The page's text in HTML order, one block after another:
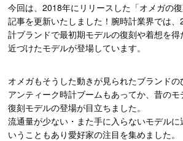
今回は、2018年にリリースした「オメガの復
記事を更新いたしました！腕時計業界では
計ブランドで最初期モデルの復刻や着想を
近づけたモデルが登場しています。
オメガもそうした動きが見られたブランド
アンティーク時計ブームもあってか、昔の
復刻モデルの登場が目立ちました。
流通量が少ない・また手に入らないモデルに
いうこともあり愛好家の注目を集めました。